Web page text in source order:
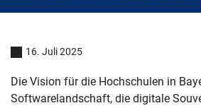
Projekt Digitale
16. Juli 2025
Die Vision für die Hochschulen in
Softwarelandschaft, die digitale